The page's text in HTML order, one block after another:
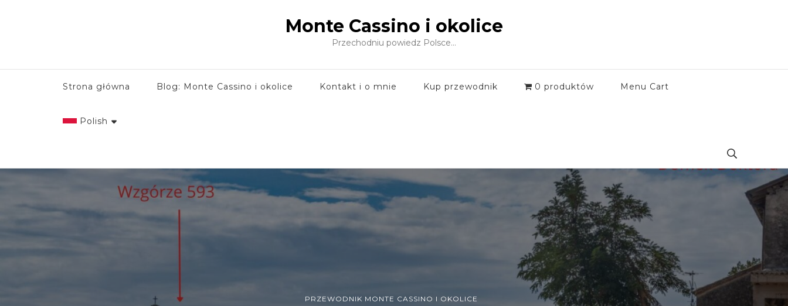
Monte Cassino i okolice
Przechodniu powiedz Polsce…
Strona główna Blog: Monte Cassino i okolice Kontakt i o mnie Kup przewodnik 0 produktów Menu Cart
Polish
PRZEWODNIK MONTE CASSINO I OKOLICE